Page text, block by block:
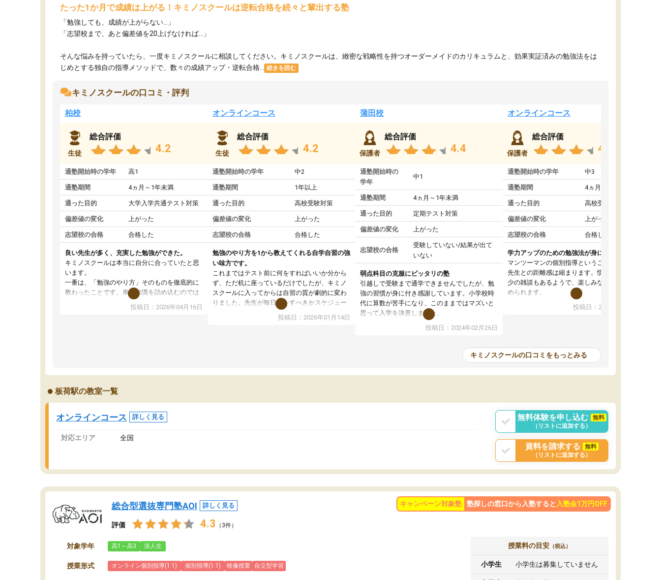
たった1か月で成績は上がる！キミノスクールは逆転合格を続々と輩出する塾
「勉強しても、成績が上がらない…」
「志望校まで、あと偏差値を20上げなければ…」
そんな悩みを持っていたら、一度キミノスクールに相談してください。キミノスクールは、緻密な戦略性を持つオーダーメイドのカリキュラムと、効果実証済みの勉強法をは
じめとする独自の指導メソッドで、数々の成績アップ・逆転合格...
続きを読む
キミノスクールの口コミ・評判
柏校
生徒
総合評価
4.2
通塾開始時の学年 高1
通塾期間 4ヵ月～1年未満
通った目的 大学入学共通テスト対策
偏差値の変化 上がった
志望校の合格 合格した
良い先生が多く、充実した勉強ができた。
キミノスクールは本当に自分に合っていたと思
います。
一番は、「勉強のやり方」そのものを徹底的に
教わったことです。単に知識を詰め込むのでは
なく、自学自習の習慣が身につくよう並走して
くれるので、通塾日以外も机に向かうのが苦で
投稿日：2026年04月16日
オンラインコース
生徒
総合評価
4.2
通塾開始時の学年 中2
通塾期間 1年以上
通った目的 高校受験対策
偏差値の変化 上がった
志望校の合格 合格した
勉強のやり方を1から教えてくれる自学自習の強
い味方です。
これまではテスト前に何をすればいいか分から
ず、ただ机に座っているだけでしたが、キミノ
スクールに入ってからは自習の質が劇的に変わ
りました。先生が毎日何をすべきかスケジュー
ルを明確にしてくれるので、自分が迷わずに学
習に取り組めるようになったのが一番の収穫で
投稿日：2026年01月14日
蒲田校
保護者
総合評価
4.4
通塾開始時の
学年
中1
通塾期間 4ヵ月～1年未満
通った目的 定期テスト対策
偏差値の変化 上がった
志望校の合格
受験していない/結果が出て
いない
弱点科目の克服にピッタリの塾
引越しで受験まで通学できませんでしたが、勉
強の習慣が身に付き感謝しています。小学校時
代に算数が苦手になり、このままではマズいと
思って入学を決意しました。
まず、マンツーマン指導なので、小学校時代の
基礎からスタートして頂いたのが大きかったで
ていけるようになったし、苦手科目の意識もな
重要性を再認識しました。学べばできるように
投稿日：2024年02月26日
オンラインコース
保護者
総合評価
4.6
通塾開始時の学年 中3
通塾期間 4ヵ月～1年未満
通った目的 高校受験対策
偏差値の変化 上がった
志望校の合格 合格した
学力アップのための勉強法が身につく
マンツーマンの個別指導ということもあって、
先生との距離感は縮まります。慣れてくれば多
少の雑談もあるようで、楽しみながら学習を進
められます。
単に学力アップを目指した詰め込み授業ではな
く、勉強の進め方もアドバイスしてくれます。
初めはモチベーションの維持が難しかったよう
です。ただ、授業内容が楽しかったせいか、自
投稿日：2024年01月08日
キミノスクールの口コミをもっとみる
板荷駅の教室一覧
オンラインコース 詳しく見る
対応エリア 全国
無料体験を申し込む
無料
（リストに追加する）
資料を請求する
無料
（リストに追加する）
キャンペーン対象塾 塾探しの窓口から入塾すると 入塾金1万円OFF
総合型選抜専門塾AOI 詳しく見る
評価 4.3 （3件）
対象学年 高1～高3 浪人生
授業形式 オンライン個別指導(1:1) 個別指導(1:1) 映像授業 自立型学習
授業料の目安 （税込）
小学生 小学生は募集していません